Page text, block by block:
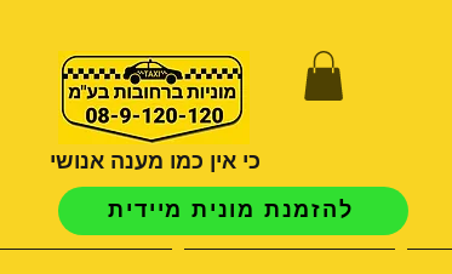
כי אין כמו מענה אנושי
להזמנת מונית מיידית